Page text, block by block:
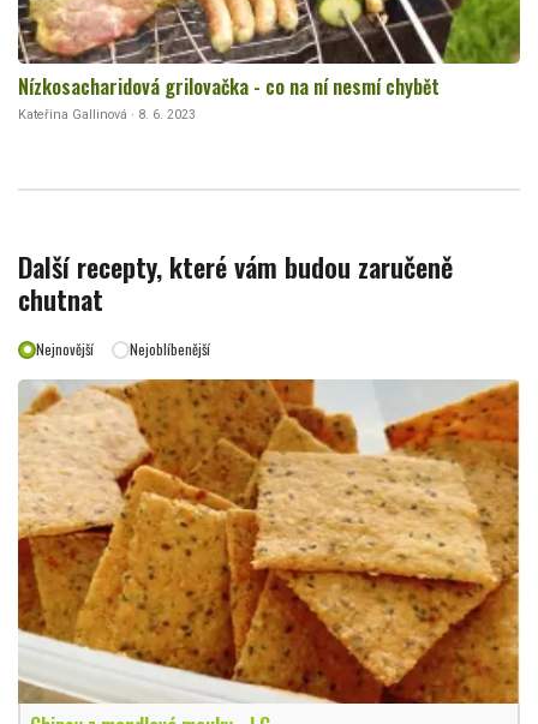
Nízkosacharidová grilovačka - co na ní nesmí chybět
Kateřina Gallinová · 8. 6. 2023
Další recepty, které vám budou zaručeně
chutnat
Nejnovější Nejoblíbenější